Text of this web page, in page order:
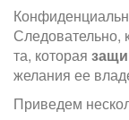
та, которая
желания ее
Приведем